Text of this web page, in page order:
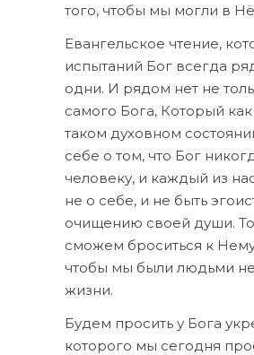
того, чтобы мы могли в
Евангельское чтение,
испытаний Бог всегда
одни. И рядом нет не
самого Бога, Который
таком духовном
себе о том, что Бог
человеку, и каждый из
не о себе, и не быть
очищению своей души.
сможем броситься к Нему
чтобы мы были людьми
жизни.
Будем просить у Бога
которого мы сегодня